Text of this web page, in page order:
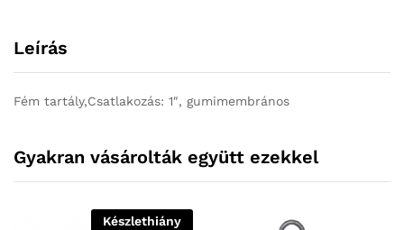
Leírás
Fém tartály,Csatlakozás: 1″, gumimembrános
Gyakran vásárolták együtt ezekkel
Készlethiány